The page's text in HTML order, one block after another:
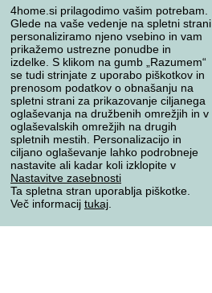
4home.si prilagodimo vašim potrebam.
Glede na vaše vedenje na spletni strani
personaliziramo njeno vsebino in vam
prikažemo ustrezne ponudbe in
izdelke. S klikom na gumb „Razumem“
se tudi strinjate z uporabo piškotkov in
prenosom podatkov o obnašanju na
spletni strani za prikazovanje ciljanega
oglaševanja na družbenih omrežjih in v
oglaševalskih omrežjih na drugih
spletnih mestih. Personalizacijo in
ciljano oglaševanje lahko podrobneje
nastavite ali kadar koli izklopite v
Nastavitve zasebnosti
Ta spletna stran uporablja piškotke.
Več informacij tukaj
Reklamacija
Odstop od kupoprodajne pogodbe
Pravila obdelave ocen
Načini prevoza
Načini plačila
Zanesljiva trgovina